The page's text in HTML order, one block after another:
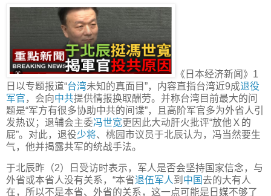
《日本经济新闻》1
日以专题报道“台湾未知的真面目”，内容直指台湾近9成退役
军官，会向中共提供情报换取酬劳。并称台湾目前最大的问
题是“军方有很多协助中共的间谍”，且高阶军官多为外省人引
发热议；退辅会主委冯世宽更因此大动肝火批评“放他Ｘ的
屁”。对此，退役少将、桃园市议员于北辰认为，冯当然要生
气，他并揭露共军的统战手法。
于北辰昨（2）日受访时表示，军人是否会坚持国家信念，与
外省或本省人没有关系，“本省退伍军人到 中国去的大有人
在，所以不是本省、外省的关系，这一点可能是日媒不够了